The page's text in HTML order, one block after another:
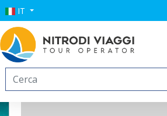
IT
Costa Ragusa